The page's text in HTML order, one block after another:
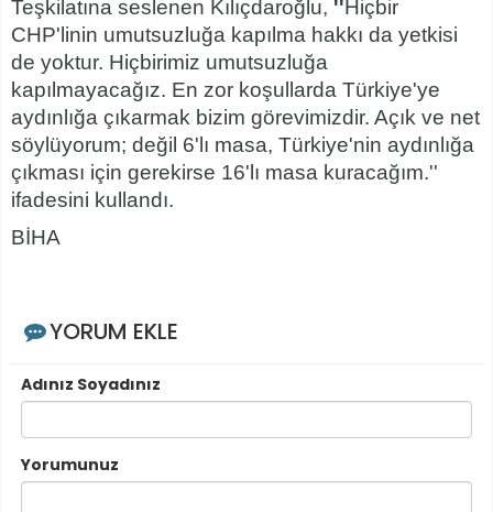
Teşkilatına seslenen Kılıçdaroğlu, ''Hiçbir
CHP'linin umutsuzluğa kapılma hakkı da yetkisi
de yoktur. Hiçbirimiz umutsuzluğa
kapılmayacağız. En zor koşullarda Türkiye'ye
aydınlığa çıkarmak bizim görevimizdir. Açık ve net
söylüyorum; değil 6'lı masa, Türkiye'nin aydınlığa
çıkması için gerekirse 16'lı masa kuracağım.''
ifadesini kullandı.
BİHA
YORUM EKLE
Adınız Soyadınız
Yorumunuz